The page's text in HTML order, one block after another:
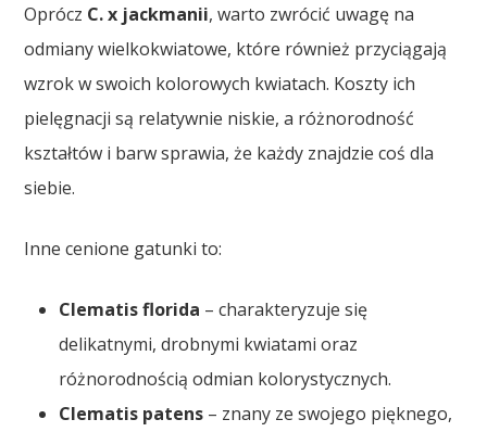
Oprócz C. x jackmanii, warto zwrócić uwagę na
odmiany wielkokwiatowe, które również przyciągają
wzrok w swoich kolorowych kwiatach. Koszty ich
pielęgnacji są relatywnie niskie, a różnorodność
kształtów i barw sprawia, że każdy znajdzie coś dla
siebie.
Inne cenione gatunki to:
Clematis florida – charakteryzuje się
delikatnymi, drobnymi kwiatami oraz
różnorodnością odmian kolorystycznych.
Clematis patens – znany ze swojego pięknego,